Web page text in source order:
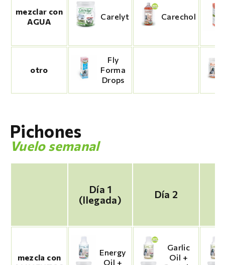
mezclar con
AGUA
Carelyt Carechol
otro
Fly
Forma
Drops
Pichones
Vuelo semanal
Día 1
(llegada)
Día 2
mezcla con
Energy
Oil +
Garlic
Oil +